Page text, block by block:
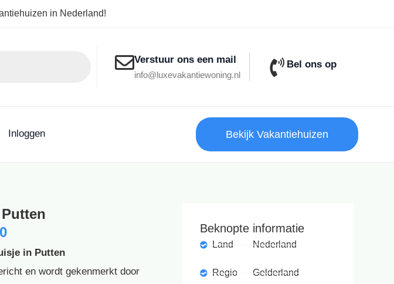
in Nederland!
Verstuur ons een mail
info@luxevakantiewoning.nl
Bel ons op
Inloggen Bekijk Vakantiehuizen
in Putten
en wordt gekenmerkt door
Beknopte informatie
Land
Regio
Nederland
Gelderland